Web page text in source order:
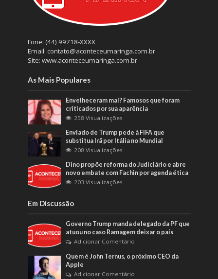
Fone: (44) 99718-XXXX
Email: contato@aconteceumaringa.com.br
Site: www.aconteceumaringa.com.br
As Mais Populares
Envelheceram mal? Famosos que foram
criticados por sua aparência
258 Visualizações
Enviado de Trump pede à FIFA que
substitua Irã por Itália no Mundial
208 Visualizações
Dino propõe reforma do Judiciário e abre
novo embate com Fachin por agenda ética
203 Visualizações
Em Discussão
Governo Trump manda delegado da PF que
atuou no caso Ramagem deixar o país
Adicionar Comentário
Quem é John Ternus, o próximo CEO da
Apple
Adicionar Comentário